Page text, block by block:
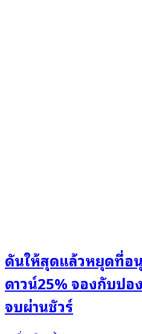
ดันให้สุดแล้วหยุดที่อ
ดาวน์25% จองกับปอ
จบผ่านชัวร์